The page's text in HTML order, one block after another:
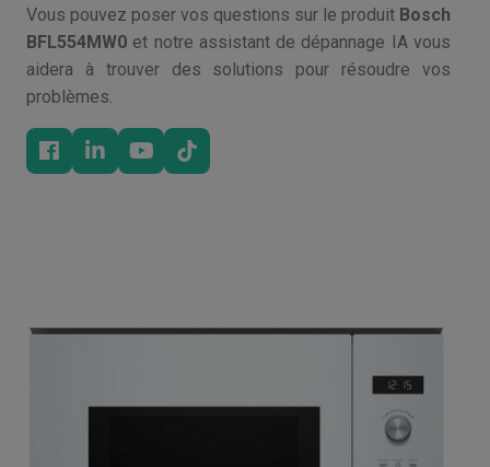
Vous pouvez poser vos questions sur le produit Bosch
BFL554MW0 et notre assistant de dépannage IA vous
aidera à trouver des solutions pour résoudre vos
problèmes.